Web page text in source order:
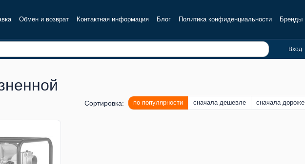
Обмен и возврат Контактная информация Блог Политика конфиденциальности
Бренды
Вход
Сортировка: по популярности сначала дешевле сначала дороже